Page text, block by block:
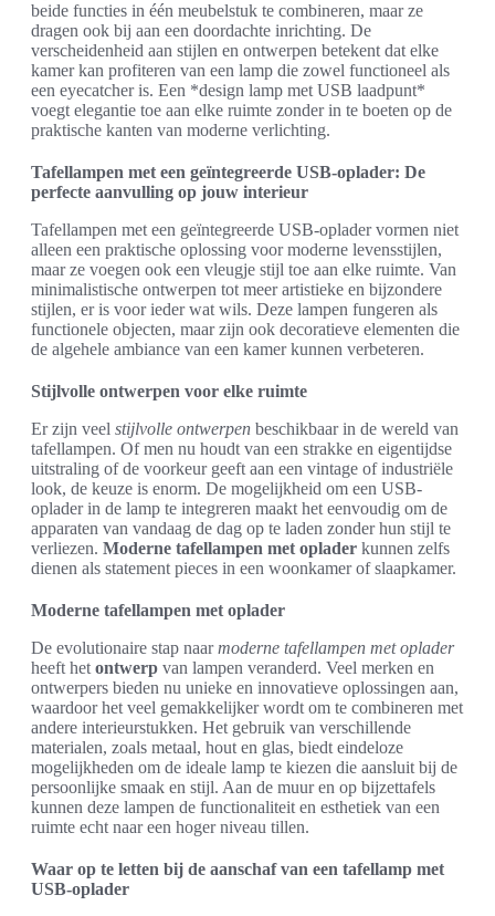
beide functies in één meubelstuk te combineren, maar ze
dragen ook bij aan een doordachte inrichting. De
verscheidenheid aan stijlen en ontwerpen betekent dat elke
kamer kan profiteren van een lamp die zowel functioneel als
een eyecatcher is. Een *design lamp met USB laadpunt*
voegt elegantie toe aan elke ruimte zonder in te boeten op de
praktische kanten van moderne verlichting.
Tafellampen met een geïntegreerde USB-oplader: De
perfecte aanvulling op jouw interieur
Tafellampen met een geïntegreerde USB-oplader vormen niet
alleen een praktische oplossing voor moderne levensstijlen,
maar ze voegen ook een vleugje stijl toe aan elke ruimte. Van
minimalistische ontwerpen tot meer artistieke en bijzondere
stijlen, er is voor ieder wat wils. Deze lampen fungeren als
functionele objecten, maar zijn ook decoratieve elementen die
de algehele ambiance van een kamer kunnen verbeteren.
Stijlvolle ontwerpen voor elke ruimte
Er zijn veel stijlvolle ontwerpen beschikbaar in de wereld van
tafellampen. Of men nu houdt van een strakke en eigentijdse
uitstraling of de voorkeur geeft aan een vintage of industriële
look, de keuze is enorm. De mogelijkheid om een USB-
oplader in de lamp te integreren maakt het eenvoudig om de
apparaten van vandaag de dag op te laden zonder hun stijl te
verliezen. Moderne tafellampen met oplader kunnen zelfs
dienen als statement pieces in een woonkamer of slaapkamer.
Moderne tafellampen met oplader
De evolutionaire stap naarmoderne tafellampen met oplader
heeft het ontwerp van lampen veranderd. Veel merken en
ontwerpers bieden nu unieke en innovatieve oplossingen aan,
waardoor het veel gemakkelijker wordt om te combineren met
andere interieurstukken. Het gebruik van verschillende
materialen, zoals metaal, hout en glas, biedt eindeloze
mogelijkheden om de ideale lamp te kiezen die aansluit bij de
persoonlijke smaak en stijl. Aan de muur en op bijzettafels
kunnen deze lampen de functionaliteit en esthetiek van een
ruimte echt naar een hoger niveau tillen.
Waar op te letten bij de aanschaf van een tafellamp met
USB-oplader